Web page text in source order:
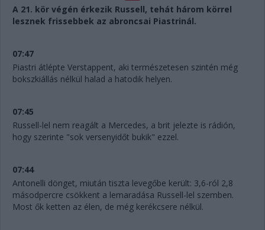
A 21. kör végén érkezik Russell, tehát három körrel
lesznek frissebbek az abroncsai Piastrinál.
07:47
Piastri átlépte Verstappent, aki természetesen szintén még
bokszkiállás nélkül halad a hatodik helyen.
07:45
Russell-lel nem reagált a Mercedes, a brit jelezte is rádión,
hogy szerinte "sok versenyidőt bukik" ezzel.
07:44
Antonelli dönget, miután tiszta levegőbe került: 3,6-ról 2,8
másodpercre csökkent a lemaradása Russell-lel szemben.
Most ők ketten az élen, de még kerékcsere nélkül.